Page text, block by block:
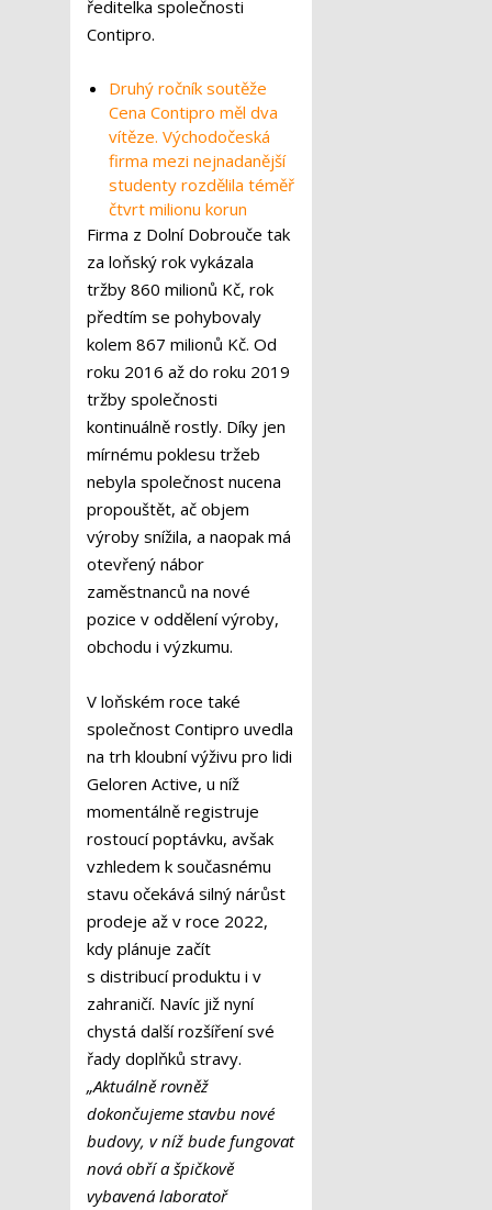
ředitelka společnosti
Contipro.
Druhý ročník soutěže
Cena Contipro měl dva
vítěze. Východočeská
firma mezi nejnadanější
studenty rozdělila téměř
čtvrt milionu korun
Firma z Dolní Dobrouče tak
za loňský rok vykázala
tržby 860 milionů Kč, rok
předtím se pohybovaly
kolem 867 milionů Kč. Od
roku 2016 až do roku 2019
tržby společnosti
kontinuálně rostly. Díky jen
mírnému poklesu tržeb
nebyla společnost nucena
propouštět, ač objem
výroby snížila, a naopak má
otevřený nábor
zaměstnanců na nové
pozice v oddělení výroby,
obchodu i výzkumu.
V loňském roce také
společnost Contipro uvedla
na trh kloubní výživu pro lidi
Geloren Active, u níž
momentálně registruje
rostoucí poptávku, avšak
vzhledem k současnému
stavu očekává silný nárůst
prodeje až v roce 2022,
kdy plánuje začít
s distribucí produktu i v
zahraničí. Navíc již nyní
chystá další rozšíření své
řady doplňků stravy.
„Aktuálně rovněž
dokončujeme stavbu nové
budovy, v níž bude fungovat
nová obří a špičkově
vybavená laboratoř